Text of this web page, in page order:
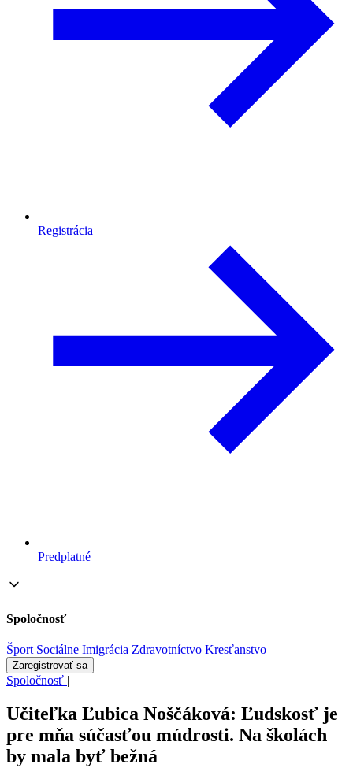
Registrácia
Predplatné
Spoločnosť
Šport Sociálne Imigrácia Zdravotníctvo Kresťanstvo
Zaregistrovať sa
Spoločnosť |
Učiteľka Ľubica Noščáková: Ľudskosť je
pre mňa súčasťou múdrosti. Na školách
by mala byť bežná